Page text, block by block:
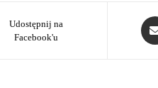
Udostępnij na
Facebook'u